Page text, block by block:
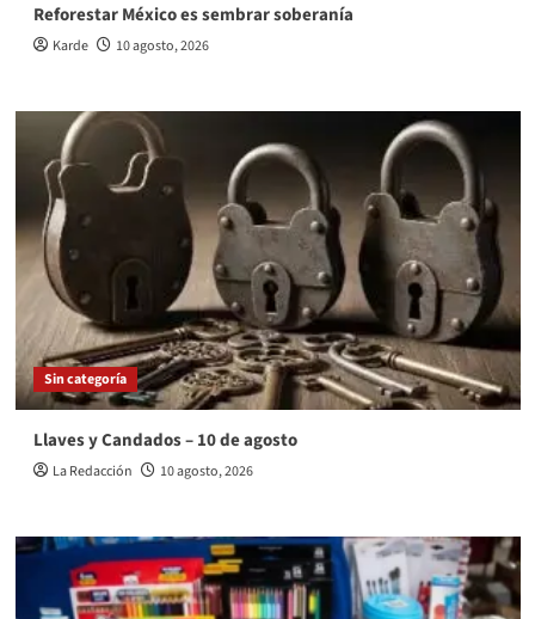
Reforestar México es sembrar soberanía
Karde 10 agosto, 2026
Sin categoría
Llaves y Candados – 10 de agosto
La Redacción 10 agosto, 2026